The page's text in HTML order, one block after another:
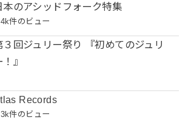
本のアシッドフォーク特集
件のビュー
３回ジュリー祭り 『初めてのジュリ
！』
Records
件のビュー